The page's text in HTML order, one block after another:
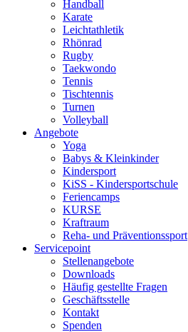
Handball
Karate
Leichtathletik
Rhönrad
Rugby
Taekwondo
Tennis
Tischtennis
Turnen
Volleyball
Angebote
Yoga
Babys & Kleinkinder
Kindersport
KiSS - Kindersportschule
Feriencamps
KURSE
Kraftraum
Reha- und Präventionssport
Servicepoint
Stellenangebote
Downloads
Häufig gestellte Fragen
Geschäftsstelle
Kontakt
Spenden